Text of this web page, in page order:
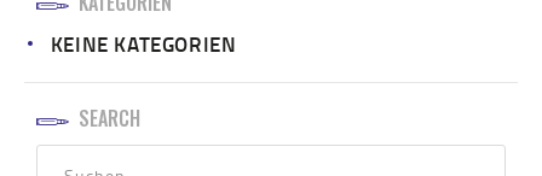
KEINE KATEGORIEN
SEARCH